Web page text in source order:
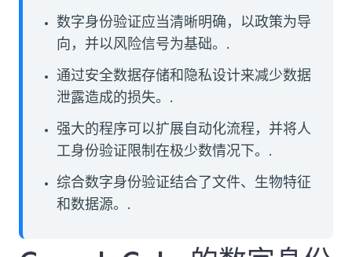
数字身份验证应当清晰明确，以政策为导
向，并以风险信号为基础。.
通过安全数据存储和隐私设计来减少数据
泄露造成的损失。.
强大的程序可以扩展自动化流程，并将人
工身份验证限制在极少数情况下。.
综合数字身份验证结合了文件、生物特征
和数据源。.